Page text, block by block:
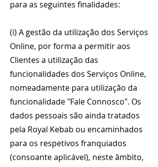
para as seguintes finalidades:
(i) A gestão da utilização dos Serviços
Online, por forma a permitir aos
Clientes a utilização das
funcionalidades dos Serviços Online,
nomeadamente para utilização da
funcionalidade "Fale Connosco". Os
dados pessoais são ainda tratados
pela Royal Kebab ou encaminhados
para os respetivos franquiados
(consoante aplicável), neste âmbito,